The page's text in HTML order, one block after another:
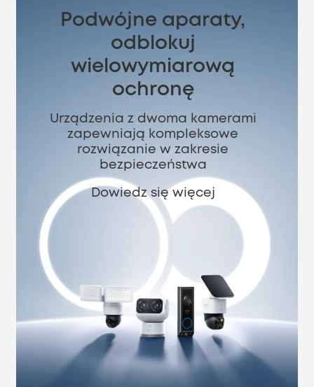
Podwójne aparaty,
odblokuj
wielowymiarową
ochronę
Urządzenia z dwoma kamerami
zapewniają kompleksowe
rozwiązanie w zakresie
bezpieczeństwa
Dowiedz się więcej